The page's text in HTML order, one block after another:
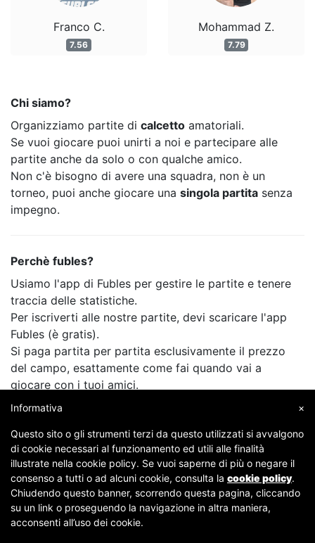
Franco C.
7.56
Mohammad Z.
7.79
Chi siamo?
Organizziamo partite di calcetto amatoriali.
Se vuoi giocare puoi unirti a noi e partecipare alle
partite anche da solo o con qualche amico.
Non c'è bisogno di avere una squadra, non è un
torneo, puoi anche giocare una singola partita senza
impegno.
Perchè fubles?
Usiamo l'app di Fubles per gestire le partite e tenere
traccia delle statistiche.
Per iscriverti alle nostre partite, devi scaricare l'app
Fubles (è gratis).
Si paga partita per partita esclusivamente il prezzo
del campo, esattamente come fai quando vai a
giocare con i tuoi amici.
Copyright © 2007-2026 Fubles Srl, Via Disciplini 18, 20123 Milano - CF/P.IVA 06769730968 - Capitale
sociale €63.675,52 i.v. - Camera di commercio di Milano
×
Informativa
Questo sito o gli strumenti terzi da questo utilizzati si avvalgono
di cookie necessari al funzionamento ed utili alle finalità
illustrate nella cookie policy. Se vuoi saperne di più o negare il
consenso a tutti o ad alcuni cookie, consulta la cookie policy.
Chiudendo questo banner, scorrendo questa pagina, cliccando
su un link o proseguendo la navigazione in altra maniera,
acconsenti all’uso dei cookie.